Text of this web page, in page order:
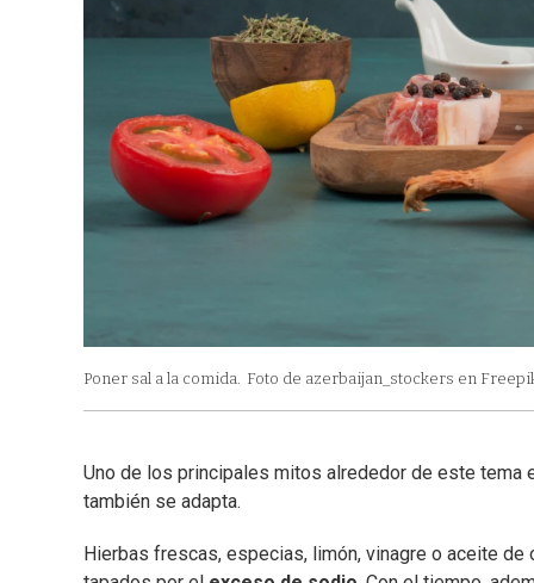
Poner sal a la comida. Foto de azerbaijan_stockers en
Uno de los principales mitos alrededor de este tema
también se adapta.
Hierbas frescas, especias, limón, vinagre o aceite